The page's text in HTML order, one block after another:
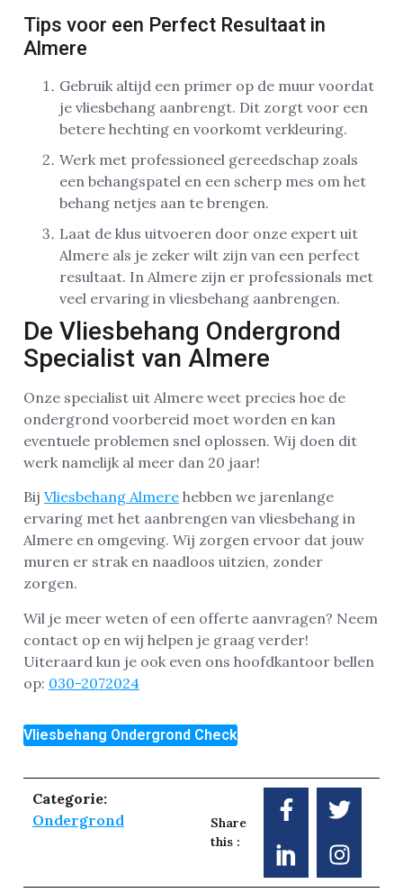
Tips voor een Perfect Resultaat in
Almere
Gebruik altijd een primer op de muur voordat
je vliesbehang aanbrengt. Dit zorgt voor een
betere hechting en voorkomt verkleuring.
Werk met professioneel gereedschap zoals
een behangspatel en een scherp mes om het
behang netjes aan te brengen.
Laat de klus uitvoeren door onze expert uit
Almere als je zeker wilt zijn van een perfect
resultaat. In Almere zijn er professionals met
veel ervaring in vliesbehang aanbrengen.
De Vliesbehang Ondergrond
Specialist van Almere
Onze specialist uit Almere weet precies hoe de
ondergrond voorbereid moet worden en kan
eventuele problemen snel oplossen. Wij doen dit
werk namelijk al meer dan 20 jaar!
Bij Vliesbehang Almere hebben we jarenlange
ervaring met het aanbrengen van vliesbehang in
Almere en omgeving. Wij zorgen ervoor dat jouw
muren er strak en naadloos uitzien, zonder
zorgen.
Wil je meer weten of een offerte aanvragen? Neem
contact op en wij helpen je graag verder!
Uiteraard kun je ook even ons hoofdkantoor bellen
op: 030-2072024
Vliesbehang Ondergrond Check
Categorie:
Ondergrond
Share
this :